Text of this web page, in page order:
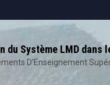
du Système LMD
D’Enseignement